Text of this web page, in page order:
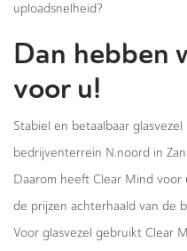
uploadsnelheid?
Dan hebben
voor u!
Stabiel en betaalbaar
bedrijventerrein N.noord in
Daarom heeft Clear Mind voor
de prijzen achterhaald van de
Voor glasvezel gebruikt Clear